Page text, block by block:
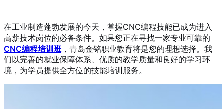
在工业制造蓬勃发展的今天，掌握CNC编程技能已成为进入
高薪技术岗位的必备条件。如果您正在寻找一家专业可靠的
CNC编程培训班 ，青岛金铭职业教育将是您的理想选择。我
们以完善的就业保障体系、优质的教学质量和良好的学习环
境，为学员提供全方位的技能培训服务。